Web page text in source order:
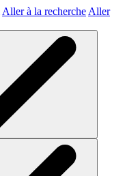
Aller à la recherche Aller